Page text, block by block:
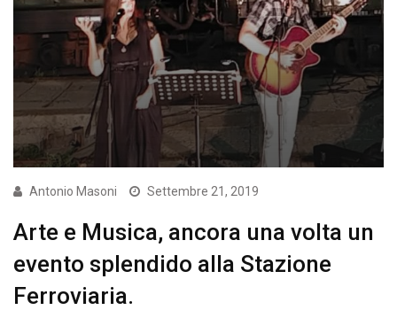
Antonio Masoni Settembre 21, 2019
Arte e Musica, ancora una volta un
evento splendido alla Stazione
Ferroviaria.